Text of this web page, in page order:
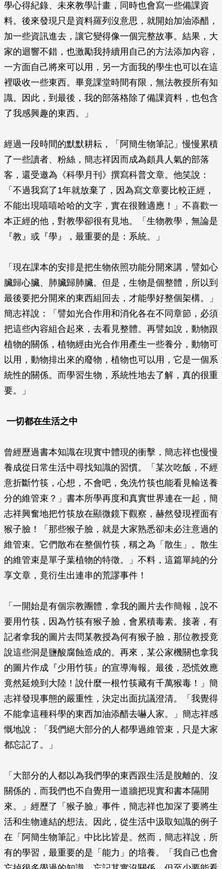
學心得紀錄、未來教學計畫，同時也會寫一些備課資
料。後來發現只是資料羅列沒意思，就開始加油添醋，
加一些資訊進去，讓它變得像一個完整故事。結果，大
家的迴響不錯，也激勵我持續用自己的方法添加內容，
一方面自己將來可以用，另一方面我的學生也可以在這
裡吸收一些東西。畢竟課堂時間有限，無法教授所有知
識。因此，到最後，我的部落格除了備課資料，也包含
了我感興趣的東西。」
經過一段時間的默默耕耘，「阿簡生物筆記」慢慢累積
了一些讀者、粉絲，簡志祥因而成為頗具人氣的部落
客，還受邀為《科學月刊》撰寫科普文章。他笑說：
「不過我寫了1年就放棄了，因為寫文章要比較正經，
不能出現嘻嘻哈哈的文字，實在很難適應！」不喜歡一
本正經的他，對教學卻很有見地。「生物教學，無論是
『教』或『學』，最重要的是：系統。」
「現在課本的安排是把生物依照功能分開來講，譬如心
臟歸心臟、肺臟歸肺臟。但是，生物是個整體，所以到
最後要把分開來的東西組回去，才能學好整個架構。」
簡志祥說：「譬如光合作用和消化各在不同章節，必須
把這些內容組合起來，去看見整體。再譬如說，動物跟
植物的關係，植物經由光合作用產生一些養分，動物可
以用，動物排出來的廢物，植物也可以用，它是一個系
統性的關係。而學習生物，系統性地去了解，真的很重
要。」
一切都在生活之中
曾經歷過書本知識在現實中體現的衝擊，簡志祥也慢慢
養成從日常生活中尋找知識的習慣。「某次吃飯，不經
意折斷竹筷，心想，不會吧，免洗竹筷也能看見輸送養
分的維管束？」書本所學再度和真實世界連在一起，簡
志祥興奮地把竹筷放在顯微鏡下觀察，赫然發現裡面有
猴子臉！「那些猴子臉，就是大家熟悉卻未必注意過的
維管束。它們散布在整個竹筷，稱之為「散生」。散生
的維管束是單子葉植物的特徵。」不料，這篇單純的分
享文章，竟衍生出連串的荒謬事件！
「一開始是有個宗教團體，拿我的圖片去作簡報，說不
要用竹筷，因為竹筷有猴子臉，會累積毒素。接著，有
記者拿我的圖片去問某教授為何有猴子臉，那位教授竟
說這些洞是鹽酸腐蝕造成的。再來，某公家機關也拿我
的圖片作成『少用竹筷』的宣導海報。最後，恐慌效應
竟然延燒到大陸！說什麼一根竹筷藏有千萬猴毒！」簡
志祥發現事態的嚴重性，決定出面抗議澄清。「我覺得
不能拿這種科學的東西加油添醋去嚇人家。」簡志祥感
慨地說：「我們絕大部分的人都學過維管束，只是大家
都忘記了。」
「大部分的人都以為我們學的東西跟生活是脫離的、沒
關係的，而我們也不自覺用一道牆把現實和書本隔開
來。」經歷了「猴子臉」事件，簡志祥也加深了要將生
活和生物連結的想法。因此，從生活中汲取知識的例子
在「阿簡生物筆記」中比比皆是。然而，簡志祥說，所
有的學習，最重要的是「能力」的培養。「我自己也會